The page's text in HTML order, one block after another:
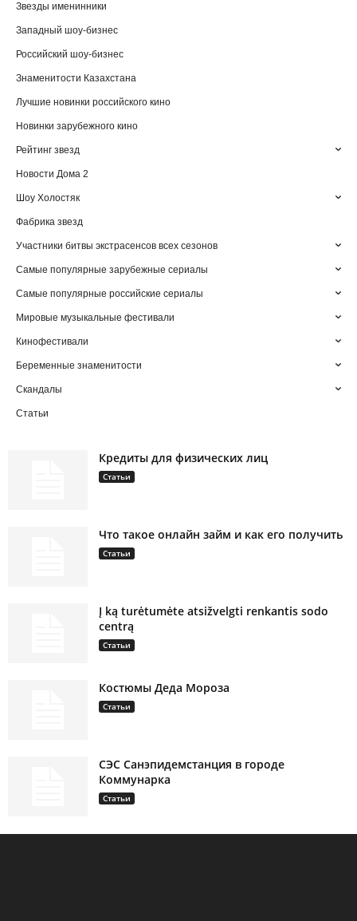
Звезды именинники
Западный шоу-бизнес
Российский шоу-бизнес
Знаменитости Казахстана
Лучшие новинки российского кино
Новинки зарубежного кино
Рейтинг звезд
Новости Дома 2
Шоу Холостяк
Фабрика звезд
Участники битвы экстрасенсов всех сезонов
Самые популярные зарубежные сериалы
Самые популярные российские сериалы
Мировые музыкальные фестивали
Кинофестивали
Беременные знаменитости
Скандалы
Статьи
Кредиты для физических лиц
Статьи
Что такое онлайн займ и как его получить
Статьи
Į ką turėtumėte atsižvelgti renkantis sodo
centrą
Статьи
Костюмы Деда Мороза
Статьи
СЭС Санэпидемстанция в городе
Коммунарка
Статьи